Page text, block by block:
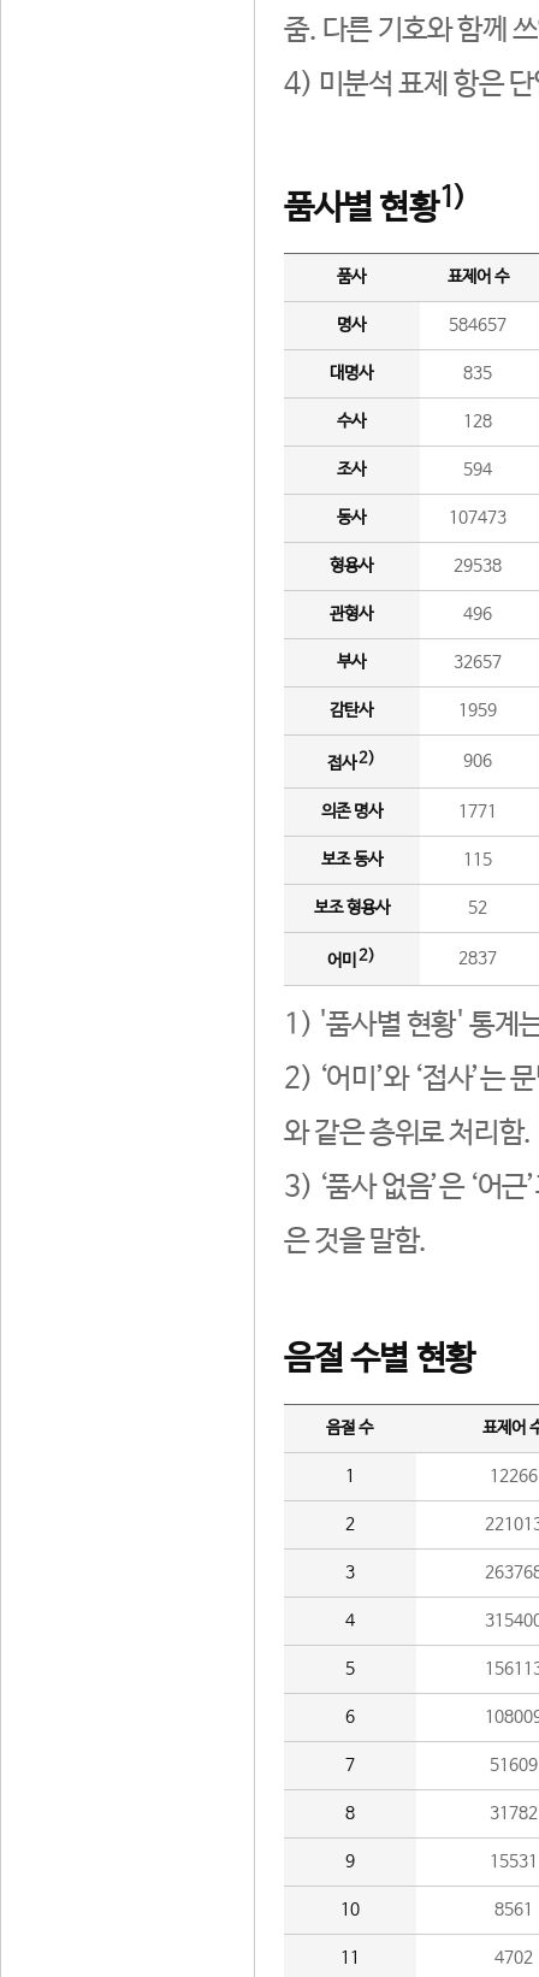
줌. 다른 기호와 함께
4) 미분석 표제 항은
품사별 현황1)
품사 표제어 수
명사 584657
대명사 835
수사 128
조사 594
동사 107473
형용사 29538
관형사 496
부사 32657
감탄사 1959
접사2) 906
의존 명사 1771
보조 동사 115
보조 형용사 52
어미 2) 2837
1) '품사별 현황' 통계
2) ‘어미’와 ‘접사’는
와 같은 층위로 처리함.
3) ‘품사 없음’은 ‘어
은 것을 말함.
음절 수별 현황
음절 수 표제어
1 12266
2
3
4
5
6
7 51609
8 31782
9 15531
10 8561
11 4702